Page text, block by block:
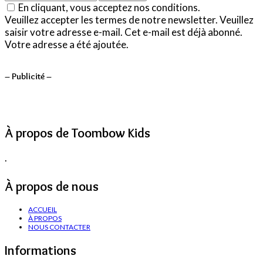
En cliquant, vous acceptez nos conditions.
Veuillez accepter les termes de notre newsletter.Veuillez
saisir votre adresse e-mail. Cet e-mail est déjà abonné.
Votre adresse a été ajoutée.
– Publicité –
À propos de Toombow Kids
.
À propos de nous
ACCUEIL
À PROPOS
NOUS CONTACTER
Informations